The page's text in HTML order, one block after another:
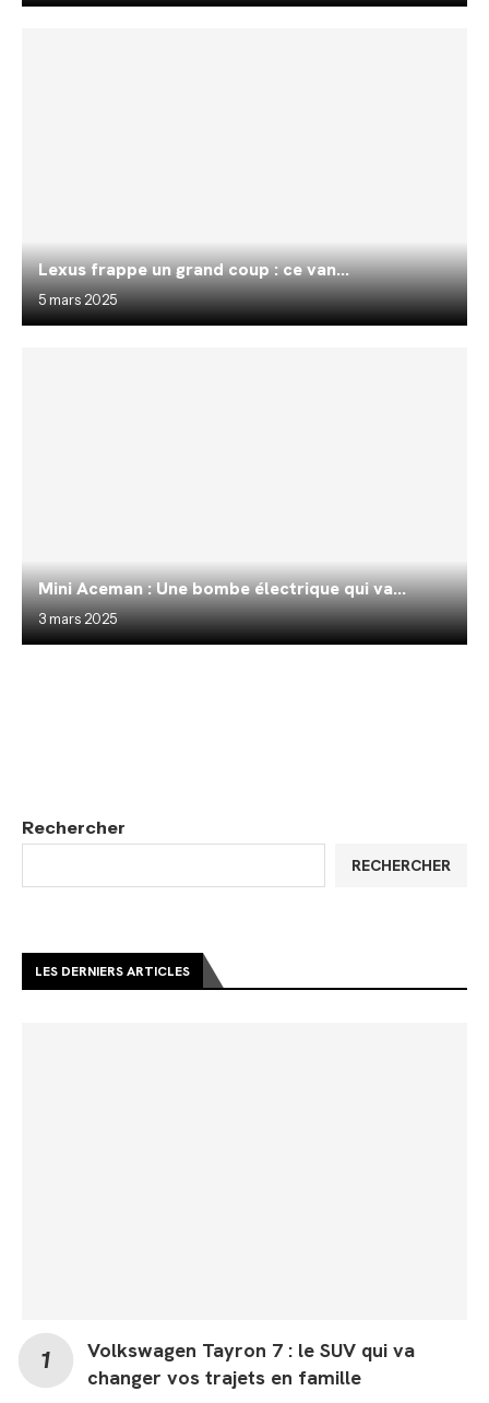
Lexus frappe un grand coup : ce van...
5 mars 2025
Mini Aceman : Une bombe électrique qui va...
3 mars 2025
Rechercher
RECHERCHER
LES DERNIERS ARTICLES
Volkswagen Tayron 7 : le SUV qui va
changer vos trajets en famille